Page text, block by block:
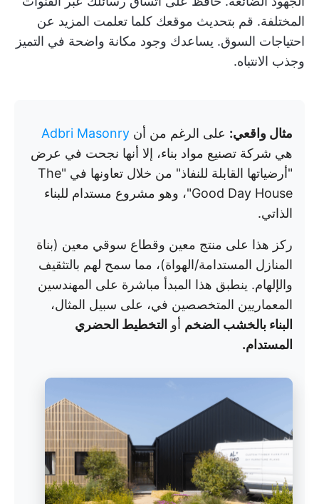
المختلفة. قم بتحديث موقعك كلما تعلمت المزيد عن
احتياجات السوق. يساعدك وجود مكانة واضحة في التميز
وجذب الانتباه.
مثال واقعي: على الرغم من أن Adbri Masonry
هي شركة تصنيع مواد بناء، إلا أنها نجحت في عرض
"أرضياتها القابلة للنفاذ" من خلال تعاونها في "The
Good Day House"، وهو مشروع مستدام للبناء
الذاتي.
ركز هذا على منتج معين وقطاع سوقي معين (بناة
المنازل المستدامة/الهواة)، مما سمح لهم بالتثقيف
والإلهام. ينطبق هذا المبدأ مباشرة على المهندسين
المعماريين المتخصصين في، على سبيل المثال،
البناء بالخشب الضخم أو التخطيط الحضري
المستدام.